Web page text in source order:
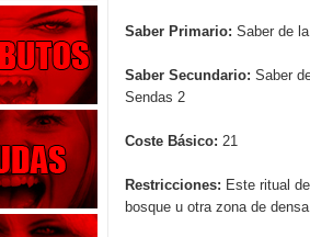
Parte 03: La Traición
Parte 02: Vuelve el Hijo Prodigo
Parte 03: Reflexiones
Saber Primario: Saber de
Saber Secundario: Saber
Sendas 2
Coste Básico: 21
Restricciones: Este ritual
bosque u otra zona de